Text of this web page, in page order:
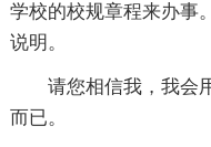
学校的校规章程来办事
说明。
请您相信我，我会
而已。